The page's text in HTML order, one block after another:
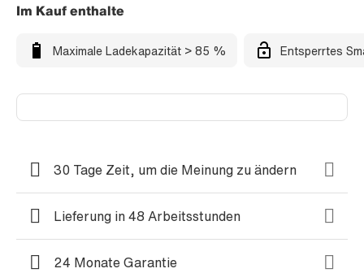
Im Kauf enthalte
Maximale Ladekapazität > 85 % Entsperrtes
30 Tage Zeit, um die Meinung zu ändern
Lieferung in 48 Arbeitsstunden
24 Monate Garantie